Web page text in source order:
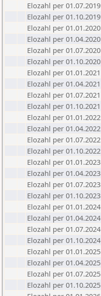
Elozahl per 01.07.2019
Elozahl per 01.10.2019
Elozahl per 01.01.2020
Elozahl per 01.04.2020
Elozahl per 01.07.2020
Elozahl per 01.10.2020
Elozahl per 01.01.2021
Elozahl per 01.04.2021
Elozahl per 01.07.2021
Elozahl per 01.10.2021
Elozahl per 01.01.2022
Elozahl per 01.04.2022
Elozahl per 01.07.2022
Elozahl per 01.10.2022
Elozahl per 01.01.2023
Elozahl per 01.04.2023
Elozahl per 01.07.2023
Elozahl per 01.10.2023
Elozahl per 01.01.2024
Elozahl per 01.04.2024
Elozahl per 01.07.2024
Elozahl per 01.10.2024
Elozahl per 01.01.2025
Elozahl per 01.04.2025
Elozahl per 01.07.2025
Elozahl per 01.10.2025